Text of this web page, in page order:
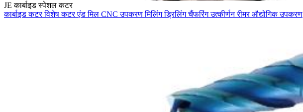
JE कार्बाइड स्पेशल कटर
कार्बाइड कटरविशेष कटरएंड मिल CNC उपकरणमिलिंगड्रिलिंगचैंफरिंगउत्कीर्णनरीमरऔद्योगिक उपकरण